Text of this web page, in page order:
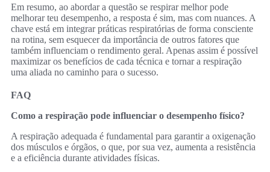
Em resumo, ao abordar a questão se respirar melhor pode
melhorar teu desempenho, a resposta é sim, mas com nuances. A
chave está em integrar práticas respiratórias de forma consciente
na rotina, sem esquecer da importância de outros fatores que
também influenciam o rendimento geral. Apenas assim é possível
maximizar os benefícios de cada técnica e tornar a respiração
uma aliada no caminho para o sucesso.
FAQ
Como a respiração pode influenciar o desempenho físico?
A respiração adequada é fundamental para garantir a oxigenação
dos músculos e órgãos, o que, por sua vez, aumenta a resistência
e a eficiência durante atividades físicas.